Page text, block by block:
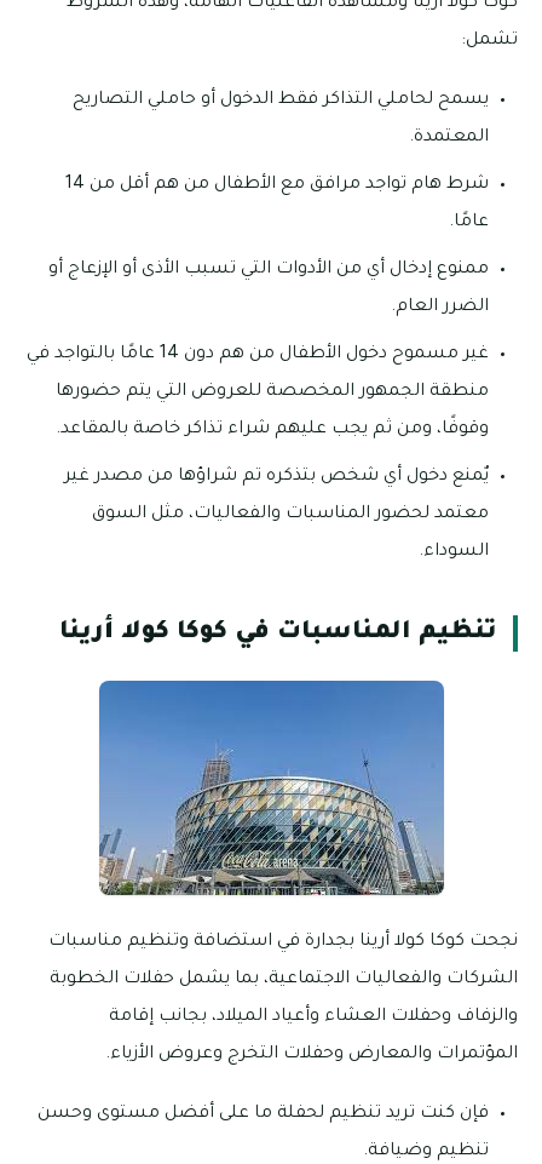
تشمل:
يسمح لحاملي التذاكر فقط الدخول أو حاملي التصاريح
المعتمدة.
شرط هام تواجد مرافق مع الأطفال من هم أقل من 14
عامًا.
ممنوع إدخال أي من الأدوات التي تسبب الأذى أو الإزعاج أو
الضرر العام.
غير مسموح دخول الأطفال من هم دون 14 عامًا بالتواجد في
منطقة الجمهور المخصصة للعروض التي يتم حضورها
وقوفًا، ومن ثم يجب عليهم شراء تذاكر خاصة بالمقاعد.
يٌمنع دخول أي شخص بتذكره تم شراؤها من مصدر غير
معتمد لحضور المناسبات والفعاليات، مثل السوق
السوداء.
تنظيم المناسبات في كوكا كولا أرينا
نجحت كوكا كولا أرينا بجدارة في استضافة وتنظيم مناسبات
الشركات والفعاليات الاجتماعية، بما يشمل حفلات الخطوبة
والزفاف وحفلات العشاء وأعياد الميلاد، بجانب إقامة
المؤتمرات والمعارض وحفلات التخرج وعروض الأزياء.
فإن كنت تريد تنظيم لحفلة ما على أفضل مستوى وحسن
تنظيم وضيافة.